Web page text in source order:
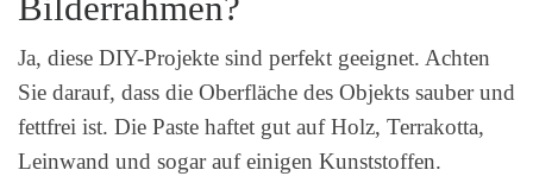
Bilderrahmen?
Ja, diese DIY-Projekte sind perfekt geeignet. Achten
Sie darauf, dass die Oberfläche des Objekts sauber und
fettfrei ist. Die Paste haftet gut auf Holz, Terrakotta,
Leinwand und sogar auf einigen Kunststoffen.